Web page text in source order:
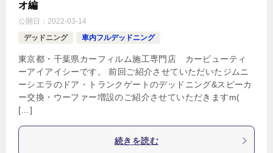
オ編
公開日： 2022-03-14
デッドニング
車内フルデッドニング
東京都・千葉県カーフィルム施工専門店 カービューティ
ーアイアイシーです。 前回ご紹介させていただいたジムニ
ーシエラのドア・トランクゲートのデッドニング&スピーカ
ー交換・ウーファー増設のご紹介させていただきますm(
[…]
続きを読む